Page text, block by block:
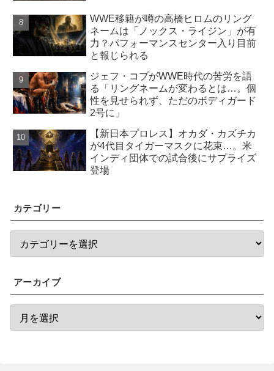
WWE移籍が噂の高橋ヒロムのリング
ネームは「ノックス・ライジン」が有
力？パフォーマンスセンター入り目前
と報じられる
ジェフ・コブがWWE時代の苦労を語
る「リングネームが変わるとは…。個
性を見せられず、ただのボディガード
2号に」
【新日本プロレス】オカダ・カズチカ
が4代目タイガーマスクに花束…。米
インディ団体での試合後にサプライズ
登場
カテゴリー
アーカイブ